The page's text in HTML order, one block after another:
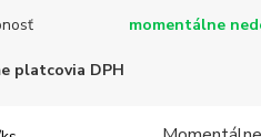
momentálne
platcovia DPH